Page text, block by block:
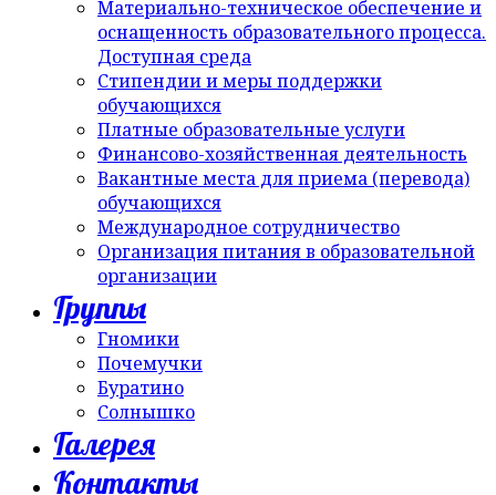
Материально-техническое обеспечение и
оснащенность образовательного процесса.
Доступная среда
Стипендии и меры поддержки
обучающихся
Платные образовательные услуги
Финансово-хозяйственная деятельность
Вакантные места для приема (перевода)
обучающихся
Международное сотрудничество
Организация питания в образовательной
организации
Группы
Гномики
Почемучки
Буратино
Солнышко
Галерея
Контакты